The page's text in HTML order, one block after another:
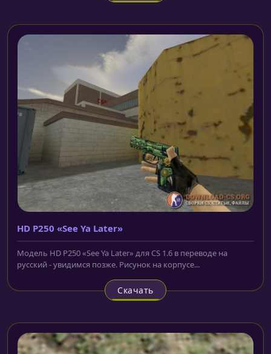
HD P250 «See Ya Later»
Модель HD P250 «See Ya Later» для CS 1.6 в переводе на
русский - увидимся позже. Рисунок на корпусе...
Скачать